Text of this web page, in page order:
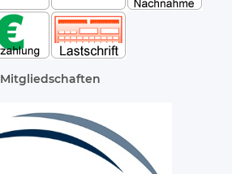
Mitgliedschaften